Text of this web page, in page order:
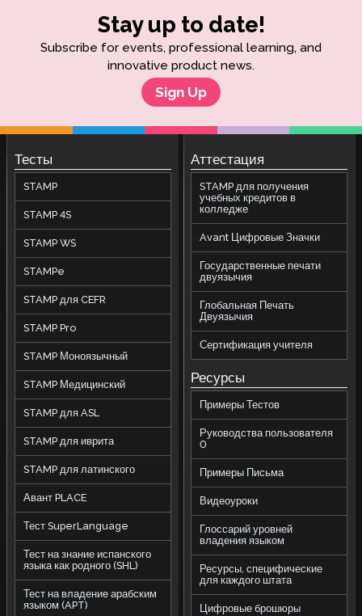
Stay up to date!
Subscribe for events, professional learning, and
innovative product news.
Sign Up
Тесты
STAMP
STAMP 4S
STAMP WS
STAMPe
STAMP для CEFR
STAMP Pro
STAMP Моноязычный
STAMP Медицинский
STAMP для ASL
STAMP для иврита
STAMP для латинского
Авант PLACE
Тест SuperLanguage
Тест на знание испанского
языка как родного (SHL)
Тест на владение арабским
языком (APT)
Аттестация
STAMP для получения
учебных кредитов в
колледже
Avant Цифровые Значки
Государственные печати
двуязычия
Глобальная Печать
Двуязычия
Сертификация учителя
Ресурсы
Примеры Тестов
Руководства пользователя
0
Примеры Письма
Видеоуроки
Глоссарий уровней
владения языком
Ресурсы, специфические
для каждого штата
Цифровые брошюры